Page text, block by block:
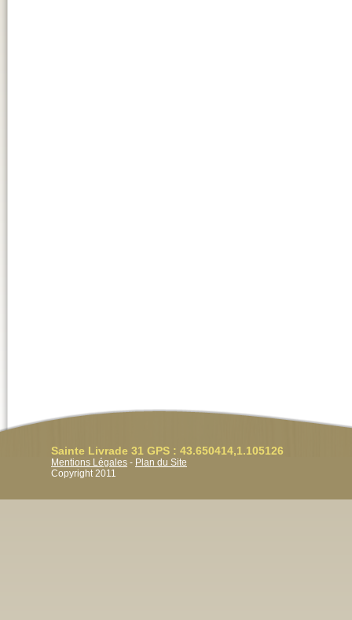
Sainte Livrade 31 GPS : 43.650414,1.105126
Mentions Légales - Plan du Site
Copyright 2011